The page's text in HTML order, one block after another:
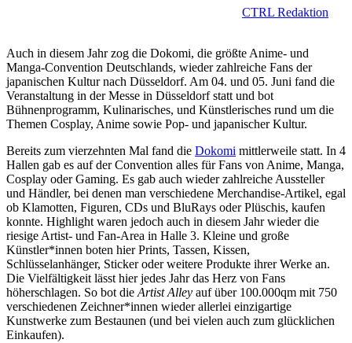
CTRL Redaktion
Auch in diesem Jahr zog die Dokomi, die größte Anime- und
Manga-Convention Deutschlands, wieder zahlreiche Fans der
japanischen Kultur nach Düsseldorf. Am 04. und 05. Juni fand die
Veranstaltung in der Messe in Düsseldorf statt und bot
Bühnenprogramm, Kulinarisches, und Künstlerisches rund um die
Themen Cosplay, Anime sowie Pop- und japanischer Kultur.
Bereits zum vierzehnten Mal fand die Dokomi mittlerweile statt. In 4
Hallen gab es auf der Convention alles für Fans von Anime, Manga,
Cosplay oder Gaming. Es gab auch wieder zahlreiche Aussteller
und Händler, bei denen man verschiedene Merchandise-Artikel, egal
ob Klamotten, Figuren, CDs und BluRays oder Plüschis, kaufen
konnte. Highlight waren jedoch auch in diesem Jahr wieder die
riesige Artist- und Fan-Area in Halle 3. Kleine und große
Künstler*innen boten hier Prints, Tassen, Kissen,
Schlüsselanhänger, Sticker oder weitere Produkte ihrer Werke an.
Die Vielfältigkeit lässt hier jedes Jahr das Herz von Fans
höherschlagen. So bot dieArtist Alley auf über 100.000qm mit 750
verschiedenen Zeichner*innen wieder allerlei einzigartige
Kunstwerke zum Bestaunen (und bei vielen auch zum glücklichen
Einkaufen).